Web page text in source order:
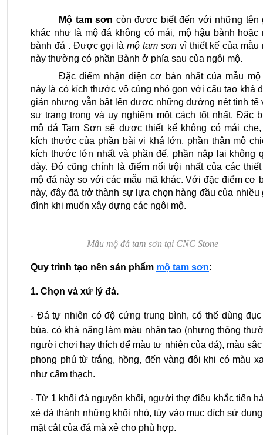
Mộ tam sơn còn được biết đến với những tên
khác như là mộ đá không có mái, mộ hậu bành hoặc
bành đá . Được gọi là mộ tam sơn vì thiết kế của mẫu
này thường có phần Bành ở phía sau của ngôi mộ.
Đặc điểm nhận diện cơ bản nhất của mẫu mộ
này là có kích thước vô cùng nhỏ gọn với cấu tạo khá
giản nhưng vẫn bật lên được những đường nét tinh tế
sự trang trọng và uy nghiêm một cách tốt nhất. Đặc
mộ đá Tam Sơn sẽ được thiết kế không có mái
kích thước của phần bài vị khá lớn, phần thân mộ
kích thước lớn nhất và phần đế, phần nắp lại không
dày. Đó cũng chính là điểm nổi trội nhất của các
mộ đá này so với các mẫu mã khác. Với đặc điểm cơ
này, đây đã trở thành sự lựa chọn hàng đầu của nhiều
đình khi muốn xây dựng các ngôi mộ.
Mẫu mộ đá tam sơn tại CNC Stone
Quy trình tạo nên sản phẩm mộ tam sơn:
1. Chọn và xử lý đá.
- Đá tự nhiên có độ cứng trung bình, có thể dùng
búa, có khả năng làm màu nhân tạo (nhưng thông
người chơi hay thích để màu tự nhiên của đá), màu
phong phú từ trắng, hồng, đến vàng đôi khi có màu
như cẩm thạch.
- Từ 1 khối đá nguyên khối, người thợ điêu khắc tiến
xẻ đá thành những khối nhỏ, tùy vào mục đích sử
mặt cắt của đá mà xẻ cho phù hợp.